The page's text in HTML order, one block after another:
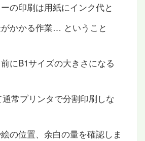
の印刷は用紙にインク代と
かかる作業… ということ
にB1サイズの大きさになる
常プリンタで分割印刷しな
の位置、余白の量を確認しま